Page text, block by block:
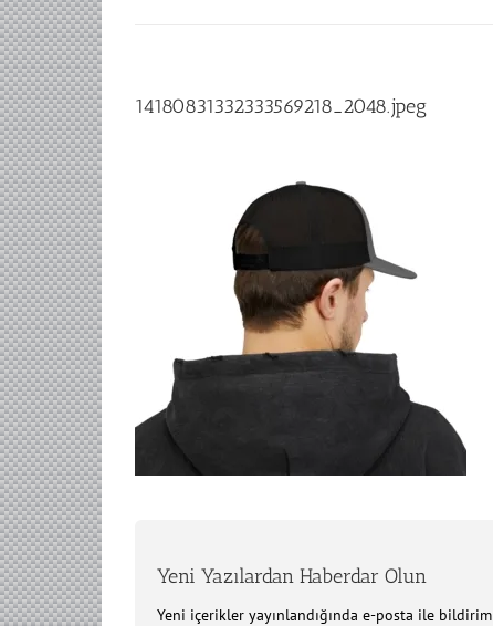
14180831332333569218_2048.jpeg
Yeni Yazılardan Haberdar Olun
Yeni içerikler yayınlandığında e-posta ile